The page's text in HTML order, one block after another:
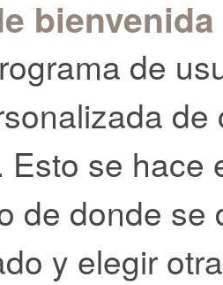
de
Esto se hace
de donde se
y elegir